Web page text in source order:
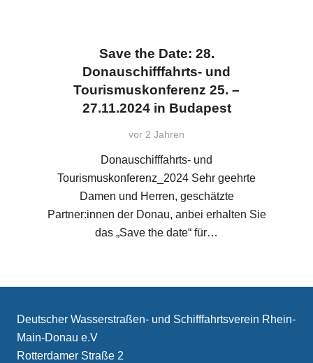
Save the Date: 28.
Donauschifffahrts- und
Tourismuskonferenz 25. –
27.11.2024 in Budapest
vor 2 Jahren
Donauschifffahrts- und
Tourismuskonferenz_2024 Sehr geehrte
Damen und Herren, geschätzte
Partner:innen der Donau, anbei erhalten Sie
das „Save the date“ für…
Deutscher Wasserstraßen- und Schifffahrtsverein Rhein-
Main-Donau e.V
Rotterdamer Straße 2